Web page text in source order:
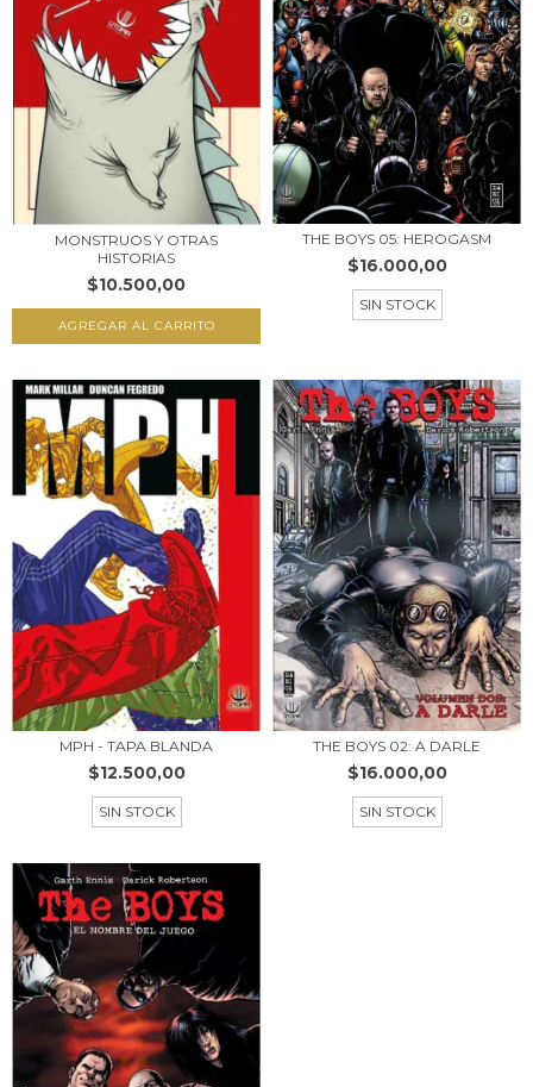
MONSTRUOS Y OTRAS
HISTORIAS
$10.500,00
THE BOYS 05: HEROGASM
$16.000,00
SIN STOCK
MPH - TAPA BLANDA
$12.500,00
SIN STOCK
THE BOYS 02: A DARLE
$16.000,00
SIN STOCK